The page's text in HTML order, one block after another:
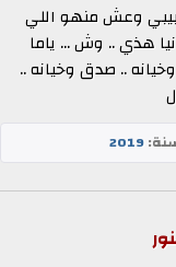
وعش منهو اللي
هذي .. وش ... ياما
.. صدق وخيانه ..
2019